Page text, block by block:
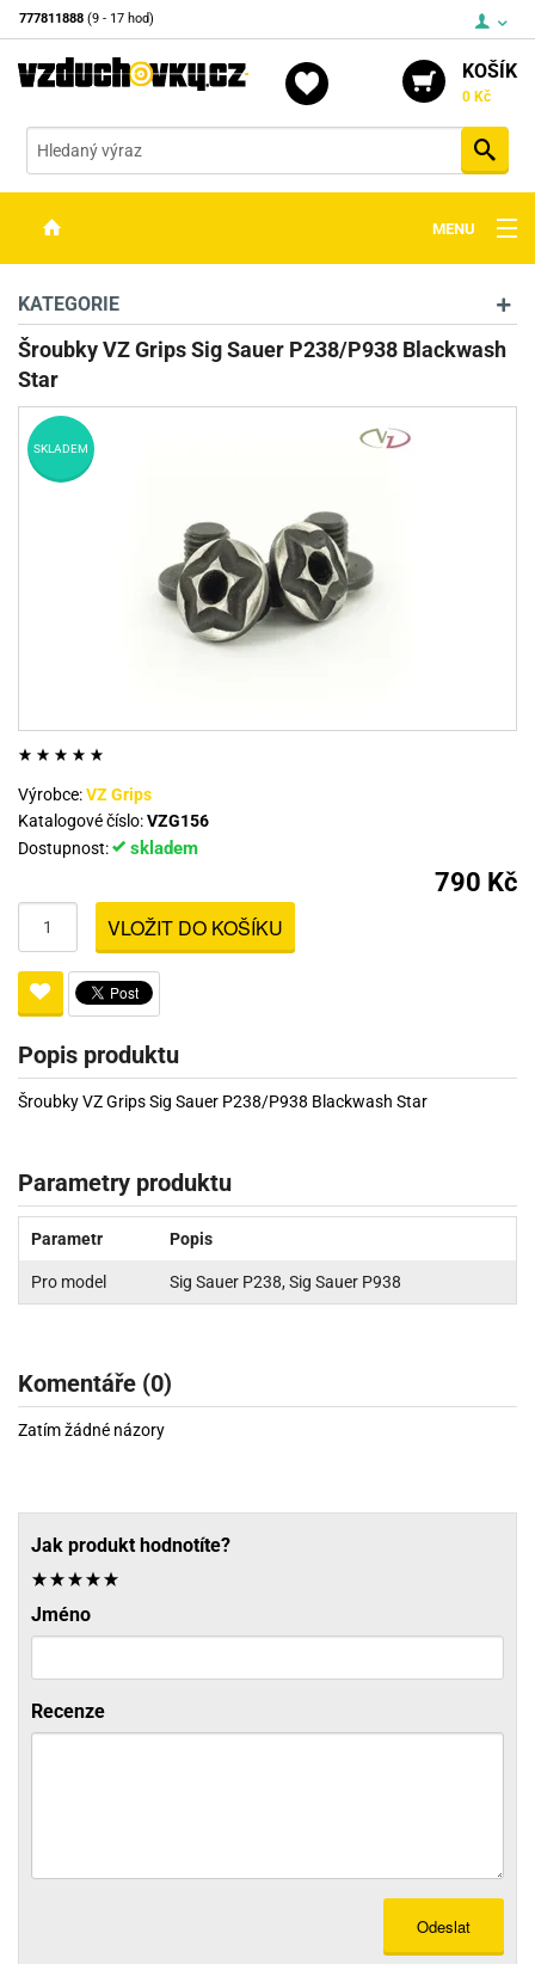
777811888 (9 - 17 hod)
KOŠÍK
0 Kč
MENU
OPTIKA
STŘELIVO
PŘÍSLUŠENSTVÍ
DETEKTORY KOVŮ
KATEGORIE
Šroubky VZ Grips Sig Sauer P238/P938 Blackwash
Star
SKLADEM
Výrobce:VZ Grips
Katalogové číslo:VZG156
Dostupnost:
skladem
790 Kč
VLOŽIT DO KOŠÍKU
Popis produktu
Šroubky VZ Grips Sig Sauer P238/P938 Blackwash Star
Parametry produktu
Parametr Popis
Pro model Sig Sauer P238, Sig Sauer P938
Komentáře (0)
Zatím žádné názory
Jak produkt hodnotíte?
Jméno
Recenze
Odeslat